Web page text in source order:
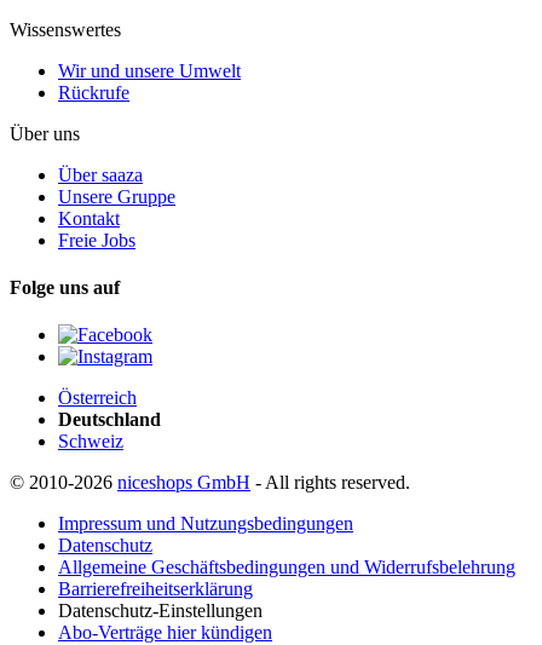
Wissenswertes
Wir und unsere Umwelt
Rückrufe
Über uns
Über saaza
Unsere Gruppe
Kontakt
Freie Jobs
Folge uns auf
Österreich
Deutschland
Schweiz
© 2010-2026 niceshops GmbH - All rights reserved.
Impressum und Nutzungsbedingungen
Datenschutz
Allgemeine Geschäftsbedingungen und Widerrufsbelehrung
Barrierefreiheitserklärung
Datenschutz-Einstellungen
Abo-Verträge hier kündigen